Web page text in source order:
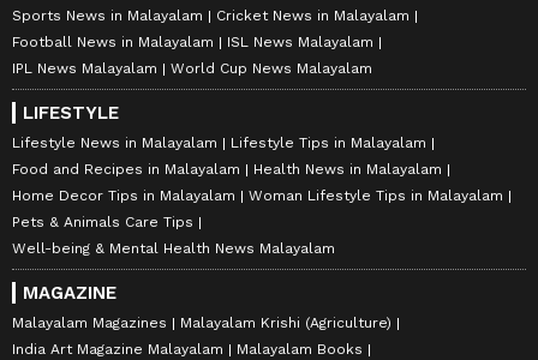
Sports News in Malayalam
Cricket News in Malayalam
Football News in Malayalam
ISL News Malayalam
IPL News Malayalam
World Cup News Malayalam
LIFESTYLE
Lifestyle News in Malayalam
Lifestyle Tips in Malayalam
Food and Recipes in Malayalam
Health News in Malayalam
Home Decor Tips in Malayalam
Woman Lifestyle Tips in Malayalam
Pets & Animals Care Tips
Well-being & Mental Health News Malayalam
MAGAZINE
Malayalam Magazines
Malayalam Krishi (Agriculture)
India Art Magazine Malayalam
Malayalam Books